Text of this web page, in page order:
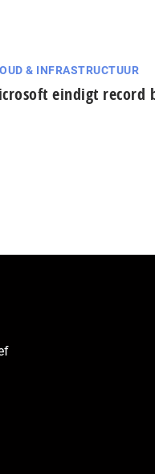
& INFRASTRUCTUUR
eindigt record